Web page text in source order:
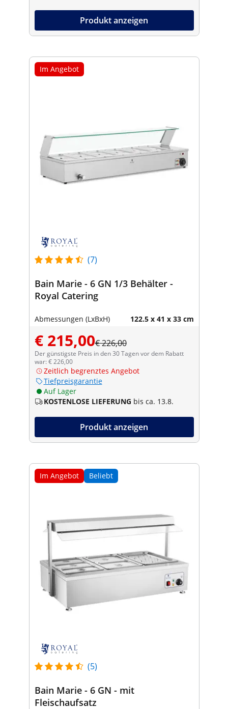
Produkt anzeigen
Im Angebot
(7)
Bain Marie - 6 GN 1/3 Behälter -
Royal Catering
Abmessungen (LxBxH) 122.5 x 41 x 33 cm
€ 215,00€ 226,00
Der günstigste Preis in den 30 Tagen vor dem Rabatt
war: € 226,00
Zeitlich begrenztes Angebot
Tiefpreisgarantie
Auf Lager
KOSTENLOSE LIEFERUNG bis ca. 13.8.
Produkt anzeigen
Im Angebot Beliebt
(5)
Bain Marie - 6 GN - mit
Fleischaufsatz